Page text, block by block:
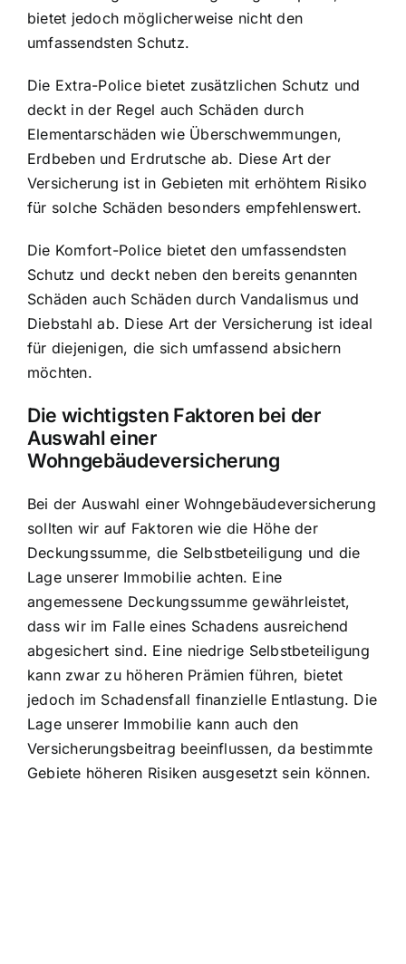
bietet jedoch möglicherweise nicht den
umfassendsten Schutz.
Die Extra-Police bietet zusätzlichen Schutz und
deckt in der Regel auch Schäden durch
Elementarschäden wie Überschwemmungen,
Erdbeben und Erdrutsche ab. Diese Art der
Versicherung ist in Gebieten mit erhöhtem Risiko
für solche Schäden besonders empfehlenswert.
Die Komfort-Police bietet den umfassendsten
Schutz und deckt neben den bereits genannten
Schäden auch Schäden durch Vandalismus und
Diebstahl ab. Diese Art der Versicherung ist ideal
für diejenigen, die sich umfassend absichern
möchten.
Die wichtigsten Faktoren bei der
Auswahl einer
Wohngebäudeversicherung
Bei der Auswahl einer Wohngebäudeversicherung
sollten wir auf Faktoren wie die Höhe der
Deckungssumme, die Selbstbeteiligung und die
Lage unserer Immobilie achten. Eine
angemessene Deckungssumme gewährleistet,
dass wir im Falle eines Schadens ausreichend
abgesichert sind. Eine niedrige Selbstbeteiligung
kann zwar zu höheren Prämien führen, bietet
jedoch im Schadensfall finanzielle Entlastung. Die
Lage unserer Immobilie kann auch den
Versicherungsbeitrag beeinflussen, da bestimmte
Gebiete höheren Risiken ausgesetzt sein können.